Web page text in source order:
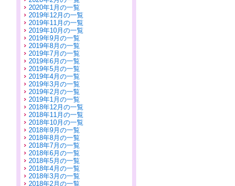
2020年1月の一覧
2019年12月の一覧
2019年11月の一覧
2019年10月の一覧
2019年9月の一覧
2019年8月の一覧
2019年7月の一覧
2019年6月の一覧
2019年5月の一覧
2019年4月の一覧
2019年3月の一覧
2019年2月の一覧
2019年1月の一覧
2018年12月の一覧
2018年11月の一覧
2018年10月の一覧
2018年9月の一覧
2018年8月の一覧
2018年7月の一覧
2018年6月の一覧
2018年5月の一覧
2018年4月の一覧
2018年3月の一覧
2018年2月の一覧